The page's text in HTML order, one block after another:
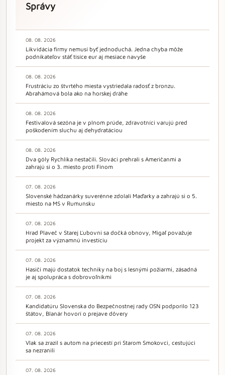
Správy
08. 08. 2026
Likvidácia firmy nemusí byť jednoduchá. Jedna chyba môže
podnikateľov stáť tisíce eur aj mesiace navyše
08. 08. 2026
Frustráciu zo štvrtého miesta vystriedala radosť z bronzu.
Abrahámová bola ako na horskej dráhe
08. 08. 2026
Festivalová sezóna je v plnom prúde, zdravotníci varujú pred
poškodením sluchu aj dehydratáciou
08. 08. 2026
Dva góly Rychlíka nestačili. Slováci prehrali s Američanmi a
zahrajú si o 3. miesto proti Fínom
07. 08. 2026
Slovenské hádzanárky suverénne zdolali Maďarky a zahrajú si o 5.
miesto na MS v Rumunsku
07. 08. 2026
Hrad Plaveč v Starej Ľubovni sa dočká obnovy, Migaľ považuje
projekt za významnú investíciu
07. 08. 2026
Hasiči majú dostatok techniky na boj s lesnými požiarmi, zásadná
je aj spolupráca s dobrovoľníkmi
07. 08. 2026
Kandidatúru Slovenska do Bezpečnostnej rady OSN podporilo 123
štátov, Blanár hovorí o prejave dôvery
07. 08. 2026
Vlak sa zrazil s autom na priecestí pri Starom Smokovci, cestujúci
sa nezranili
07. 08. 2026